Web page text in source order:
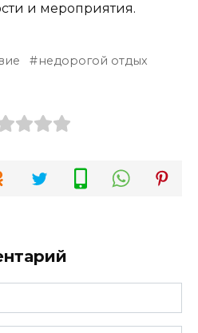
и мероприятия.
недорогой отдых